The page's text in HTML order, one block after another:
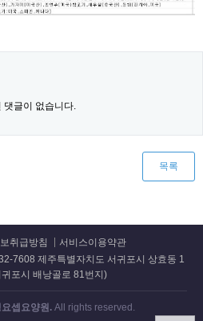
댓글이 없습니다.
목록
취급방침
서비스이용약관
7608 제주특별자치도 서귀포시 상효동 1
포시 배낭골로 81번지)
셉요양원. All rights reserved.